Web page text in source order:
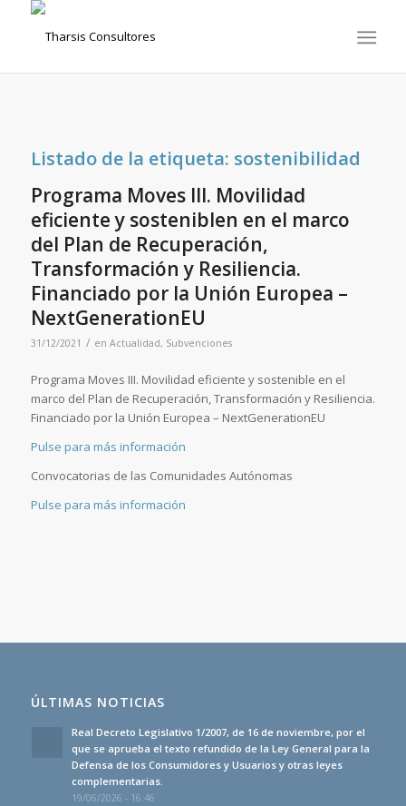
Listado de la etiqueta: sostenibilidad
Programa Moves III. Movilidad
eficiente y sosteniblen en el marco
del Plan de Recuperación,
Transformación y Resiliencia.
Financiado por la Unión Europea –
NextGenerationEU
31/12/2021 / en Actualidad, Subvenciones
Programa Moves III. Movilidad eficiente y sostenible en el
marco del Plan de Recuperación, Transformación y Resiliencia.
Financiado por la Unión Europea – NextGenerationEU
Pulse para más información
Convocatorias de las Comunidades Autónomas
Pulse para más información
ÚLTIMAS NOTICIAS
Real Decreto Legislativo 1/2007, de 16 de noviembre, por el
que se aprueba el texto refundido de la Ley General para la
Defensa de los Consumidores y Usuarios y otras leyes
complementarias.
19/06/2026 - 16:46